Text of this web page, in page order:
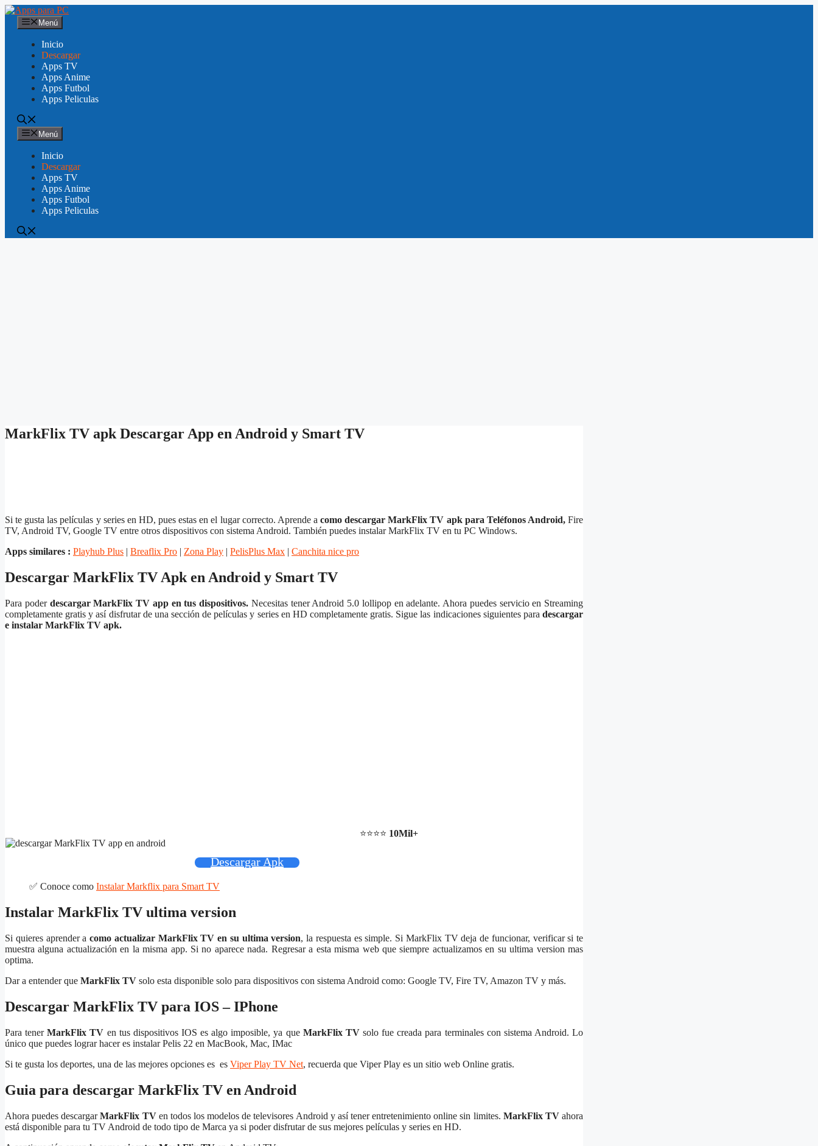
Saltar
contenido
Menú
Inicio
Descargar
Apps TV
Apps Anime
Apps Futbol
Apps Peliculas
Menú
Inicio
Descargar
Apps TV
Apps Anime
Apps Futbol
Apps Peliculas
MarkFlix TV apk Descargar App en Android y Smart TV
Si te gusta las películas y series en HD, pues estas en el lugar correcto. Aprende acomo descargar MarkFlix TV apk para Teléfonos Android,Fire
TV, Android TV, Google TV entre otros dispositivos con sistema Android. También puedes instalar MarkFlix TV en tu PC Windows.
Apps similares : Playhub Plus Breaflix Pro Zona Play PelisPlus Max Canchita nice pro
Descargar MarkFlix TV Apk en Android y Smart TV
Para poderdescargar MarkFlix TV app en tus dispositivos. Necesitas tener Android 5.0 lollipop en adelante. Ahora puedes servicio en Streaming
completamente gratis y así disfrutar de una sección de películas y series en HD completamente gratis. Sigue las indicaciones siguientes para descargar
e instalar MarkFlix TV apk.
⭐⭐⭐⭐ 10Mil+
Descargar Apk
✅ Conoce como Instalar Markflix para Smart TV
Instalar MarkFlix TV ultima version
Si quieres aprender a como actualizar MarkFlix TV en su ultima version, la respuesta es simple. Si MarkFlix TV deja de funcionar, verificar si te
muestra alguna actualización en la misma app. Si no aparece nada. Regresar a esta misma web que siempre actualizamos en su ultima version mas
optima.
Dar a entender que MarkFlix TV solo esta disponible solo para dispositivos con sistema Android como: Google TV, Fire TV, Amazon TV y más.
Descargar MarkFlix TV para IOS – IPhone
Para tenerMarkFlix TV en tus dispositivos IOS es algo imposible, ya queMarkFlix TV solo fue creada para terminales con sistema Android. Lo
único que puedes lograr hacer es instalar Pelis 22 en MacBook, Mac, IMac
Si te gusta los deportes, una de las mejores opciones es es Viper Play TV Net, recuerda que Viper Play es un sitio web Online gratis.
Guia para descargar MarkFlix TV en Android
Ahora puedes descargarMarkFlix TVen todos los modelos de televisores Android y así tener entretenimiento online sin limites. MarkFlix TVahora
está disponible para tu TV Android de todo tipo de Marca ya si poder disfrutar de sus mejores películas y series en HD.